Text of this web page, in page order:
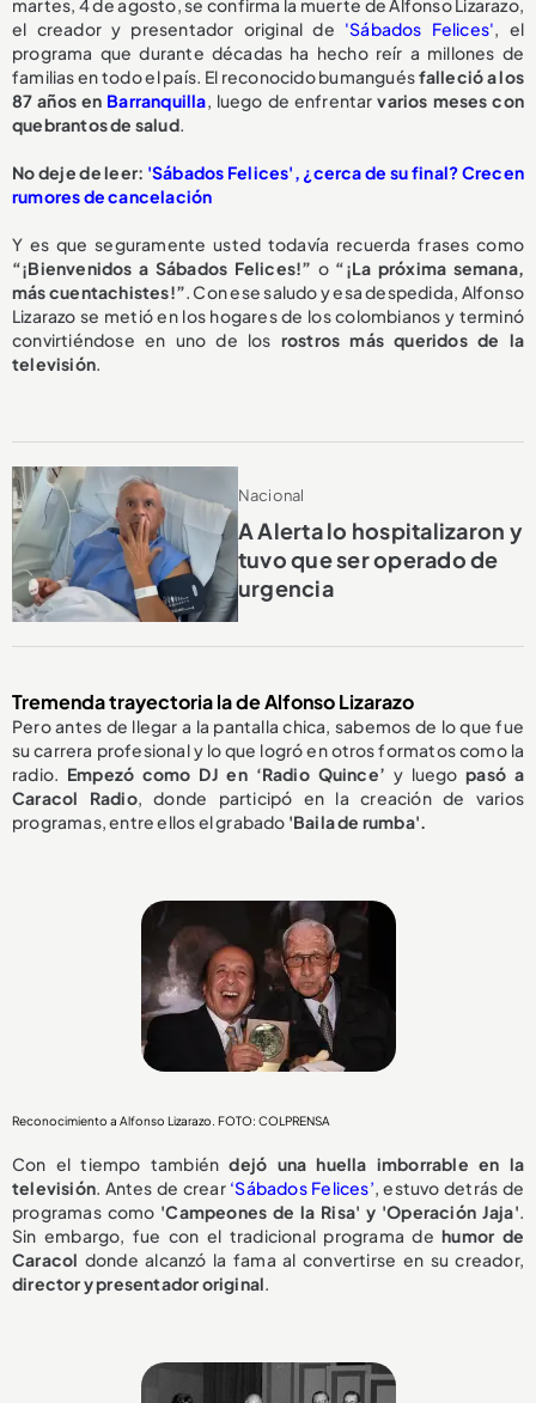
martes, 4 de agosto, se confirma la muerte de Alfonso Lizarazo,
el creador y presentador original de 'Sábados Felices', el
programa que durante décadas ha hecho reír a millones de
familias en todo el país. El reconocido bumanguésfalleció a los
87 años en Barranquilla, luego de enfrentarvarios meses con
quebrantos de salud.
No deje de leer: 'Sábados Felices', ¿cerca de su final? Crecen
rumores de cancelación
Y es que seguramente usted todavía recuerda frases como
“¡Bienvenidos a Sábados Felices!” o “¡La próxima semana,
más cuentachistes!”. Con ese saludo y esa despedida, Alfonso
Lizarazo se metió en los hogares de los colombianos y terminó
convirtiéndose en uno de los rostros más queridos de la
televisión.
Nacional
A Alerta lo hospitalizaron y
tuvo que ser operado de
urgencia
Tremenda trayectoria la de Alfonso Lizarazo
Pero antes de llegar a la pantalla chica, sabemos de lo que fue
su carrera profesional y lo que logró en otros formatos como la
radio. Empezó como DJ en ‘Radio Quince’ y luegopasó a
Caracol Radio, donde participó en la creación de varios
programas, entre ellos el grabado 'Baila de rumba'.
Reconocimiento a Alfonso Lizarazo. FOTO: COLPRENSA
Con el tiempo tambiéndejó una huella imborrable en la
televisión. Antes de crear ‘SábadosFelices’, estuvo detrás de
programas como 'Campeones de la Risa' y 'Operación Jaja'.
Sin embargo, fue con el tradicional programa dehumor de
Caracol donde alcanzó la fama al convertirse en su creador,
director y presentador original.